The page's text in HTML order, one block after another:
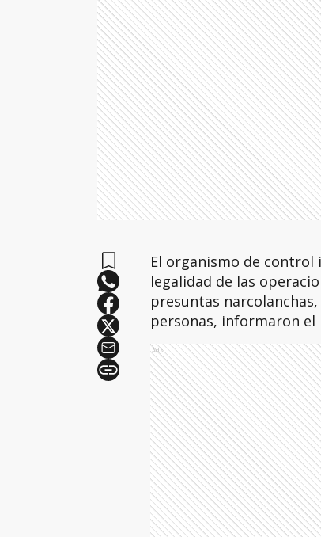
El organismo de control
legalidad de las
presuntas
personas, informaron
Ads